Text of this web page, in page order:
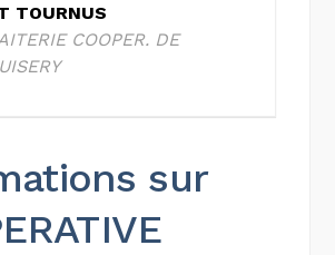
TOURNUS
COOPER. DE
sur